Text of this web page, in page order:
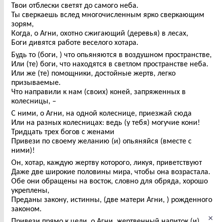
×
Твои отблески светят до самого неба.
Ты сверкаешь вслед многочисленным ярко сверкающим
зорям,
Когда, о Агни, охотно сжигающий (деревья) в лесах,
Боги дивятся работе веселого хотара.
Будь то (боги, ) что опьяняются в воздушном пространстве,
Или (те) боги, что находятся в светлом пространстве неба.
Или же (те) помощники, достойные жертв, легко
призываемые.
Что направили к нам (своих) коней, запряженных в
колесницы, –
С ними, о Агни, на одной колеснице, приезжай сюда
Или на разных колесницах: ведь (у тебя) могучие кони!
Тридцать трех богов с женами
Привези по своему желанию (и) опьяняйся (вместе с
ними)!
Он, хотар, каждую жертву которого, ликуя, приветствуют
Даже две широкие половины мира, чтобы она возрастала.
Обе они обращены на восток, словно для обряда, хорошо
укреплены,
Преданы закону, истинны, (две матери Агни, ) рожденного
законом.